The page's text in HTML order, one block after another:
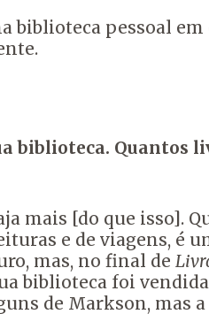
pessoal em
biblioteca. Quantos
mais [do que isso].
e de viagens, é
mas, no final de
biblioteca foi
de Markson, mas